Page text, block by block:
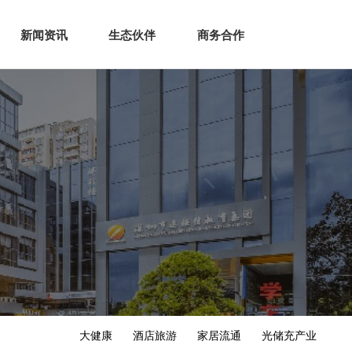
商业服务 新闻资讯 生态伙伴
新闻资讯 生态伙伴 商务合作
大健康 酒店旅游 家居流通 光储充产业